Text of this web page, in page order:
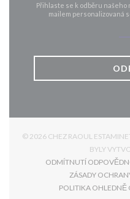
Přihlaste se k odběru
mailem personalizovaná
© 2026 CHEZ RAOUL
BYLY
ODMÍTNUTÍ
ZÁSADY
POLITIKA OHLEDNĚ